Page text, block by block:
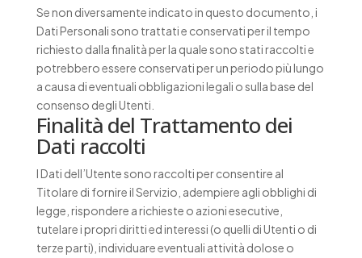
Se non diversamente indicato in questo documento, i
Dati Personali sono trattati e conservati per il tempo
richiesto dalla finalità per la quale sono stati raccolti e
potrebbero essere conservati per un periodo più lungo
a causa di eventuali obbligazioni legali o sulla base del
consenso degli Utenti.
Finalità del Trattamento dei
Dati raccolti
I Dati dell’Utente sono raccolti per consentire al
Titolare di fornire il Servizio, adempiere agli obblighi di
legge, rispondere a richieste o azioni esecutive,
tutelare i propri diritti ed interessi (o quelli di Utenti o di
terze parti), individuare eventuali attività dolose o